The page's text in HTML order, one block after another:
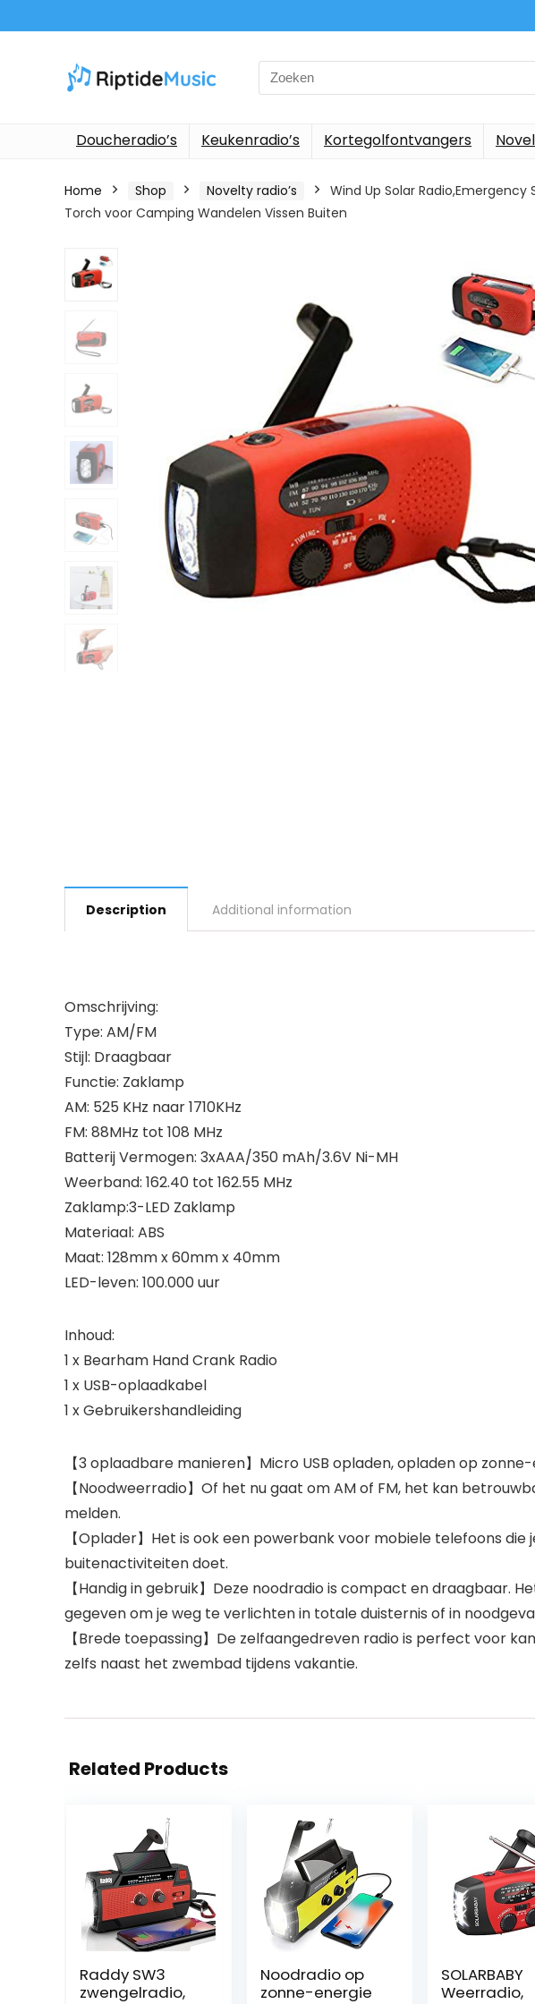
Search
for:
Doucheradio’s Keukenradio’s Kortegolfontvangers
Home Shop Novelty radio’s
Wind Up Solar
Torch voor Camping Wandelen Vissen Buiten
Description Additional information
Omschrijving:
Type: AM/FM
Stijl: Draagbaar
Functie: Zaklamp
AM: 525 KHz naar 1710KHz
FM: 88MHz tot 108 MHz
Batterij Vermogen: 3xAAA/350 mAh/3.6V Ni-MH
Weerband: 162.40 tot 162.55 MHz
Zaklamp:3-LED Zaklamp
Materiaal: ABS
Maat: 128mm x 60mm x 40mm
LED-leven: 100.000 uur
Inhoud:
1 x Bearham Hand Crank Radio
1 x USB-oplaadkabel
1 x Gebruikershandleiding
【3 oplaadbare manieren】Micro USB opladen, opladen op
【Noodweerradio】Of het nu gaat om AM of FM, het kan
melden.
【Oplader】Het is ook een powerbank voor mobiele telefoons
buitenactiviteiten doet.
【Handig in gebruik】Deze noodradio is compact en draagbaar.
gegeven om je weg te verlichten in totale duisternis of in
【Brede toepassing】De zelfaangedreven radio is perfect voor
zelfs naast het zwembad tijdens vakantie.
Related Products
Raddy SW3
zwengelradio,
Noodradio op
zonne-energie
SOLARBABY
Weerradio,